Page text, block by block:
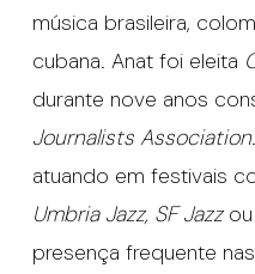
música brasileira,
cubana. Anat foi eleita
durante nove anos
Journalists Association
atuando em festivais
Umbria Jazz, SF Jazzou
presença frequente